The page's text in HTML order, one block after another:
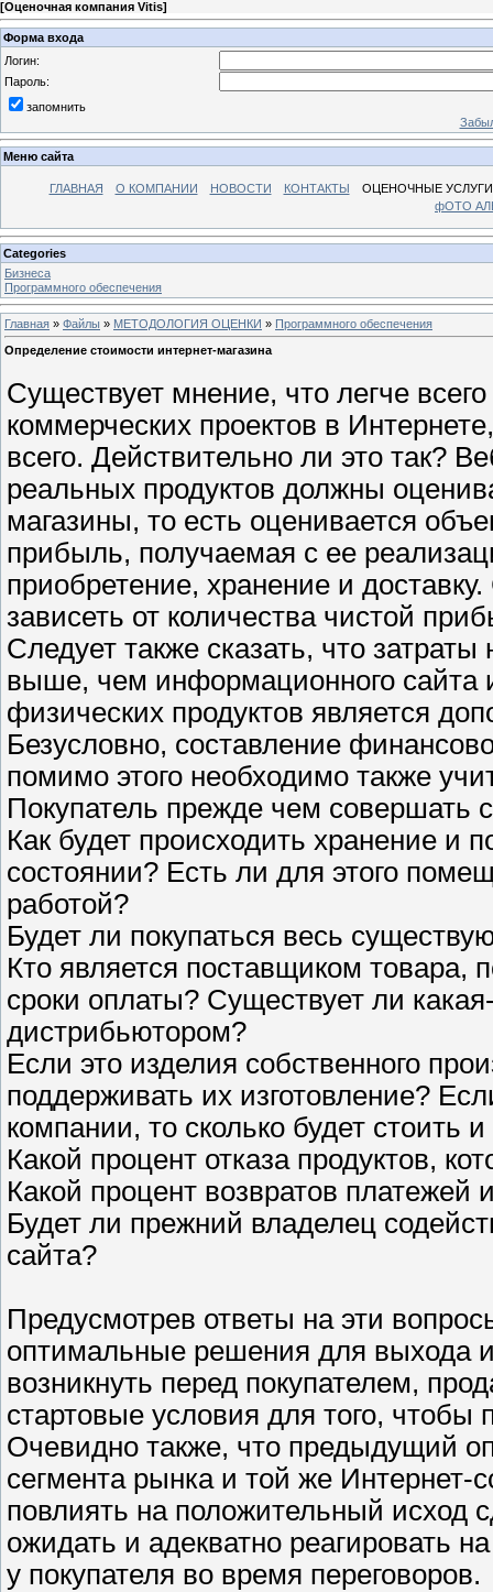
[Оценочная компания Vitis]
Форма входа
Логин:
Пароль:
запомнить
Меню сайта
ГЛАВНАЯ О КОМПАНИИ НОВОСТИ КОНТАКТЫ
ОЦЕНОЧНЫЕ УСЛУГИ
фОТО
Categories
Бизнеса
Программного обеспечения
Главная » Файлы » МЕТОДОЛОГИЯ ОЦЕНКИ » Программного обеспечения
Определение стоимости интернет-магазина
Существует мнение, что легче
коммерческих проектов в
всего. Действительно ли это так?
реальных продуктов должны
магазины, то есть оценивается
прибыль, получаемая с ее
приобретение, хранение и
зависеть от количества чистой
Следует также сказать, что
выше, чем информационного сайта
физических продуктов является
Безусловно, составление
помимо этого необходимо также
Покупатель прежде чем совершать
Как будет происходить хранение
состоянии? Есть ли для этого
работой?
Будет ли покупаться весь
Кто является поставщиком товара,
сроки оплаты? Существует ли
дистрибьютором?
Если это изделия собственного
поддерживать их изготовление?
компании, то сколько будет стоить
Какой процент отказа продуктов,
Какой процент возвратов
Будет ли прежний владелец
сайта?
Предусмотрев ответы на эти
оптимальные решения для выхода
возникнуть перед покупателем,
стартовые условия для того,
Очевидно также, что предыдущий
сегмента рынка и той же Интернет-
повлиять на положительный исход
ожидать и адекватно реагировать
у покупателя во время переговоров.